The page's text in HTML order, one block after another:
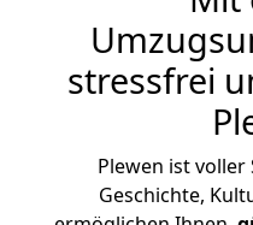
stressfrei
Plewen ist voller
Geschichte,